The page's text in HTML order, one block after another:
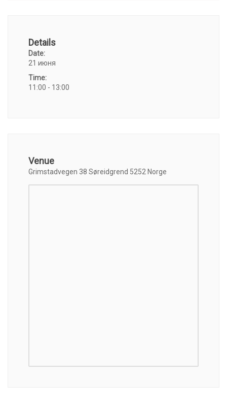
Details
Date:
21 июня
Time:
11:00 - 13:00
Venue
Grimstadvegen 38 Søreidgrend 5252 Norge